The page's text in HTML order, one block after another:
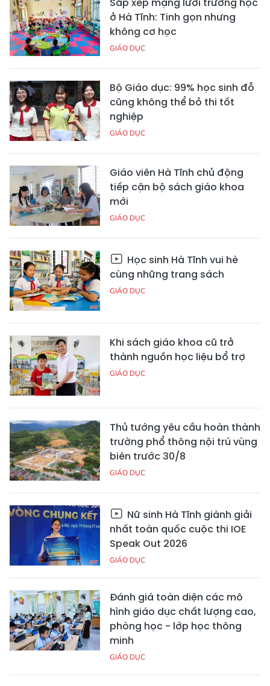
ở Hà Tĩnh: Tinh gọn nhưng
không cơ học
GIÁO DỤC
Bộ Giáo dục: 99% học sinh đỗ
cũng không thể bỏ thi tốt
nghiệp
GIÁO DỤC
Giáo viên Hà Tĩnh chủ động
tiếp cận bộ sách giáo khoa
mới
GIÁO DỤC
Học sinh Hà Tĩnh vui hè
cùng những trang sách
GIÁO DỤC
Khi sách giáo khoa cũ trở
thành nguồn học liệu bổ trợ
GIÁO DỤC
Thủ tướng yêu cầu hoàn thành
trường phổ thông nội trú vùng
biên trước 30/8
GIÁO DỤC
Nữ sinh Hà Tĩnh giành giải
nhất toàn quốc cuộc thi IOE
Speak Out 2026
GIÁO DỤC
Đánh giá toàn diện các mô
hình giáo dục chất lượng cao,
phòng học - lớp học thông
minh
GIÁO DỤC